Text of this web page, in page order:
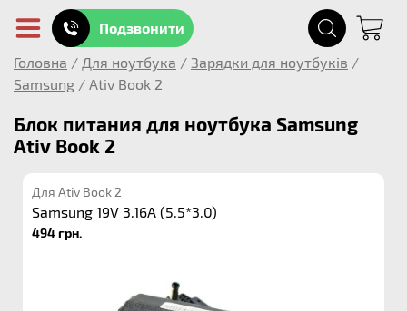
Подзвонити
Головна / Для ноутбука / Зарядки для ноутбуків /
Samsung / Ativ Book 2
Блок питания для ноутбука Samsung
Ativ Book 2
Для Ativ Book 2
Samsung 19V 3.16A (5.5*3.0)
494 грн.